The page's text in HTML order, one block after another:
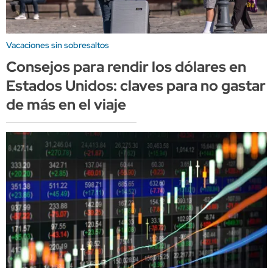
Vacaciones sin sobresaltos
Consejos para rendir los dólares en
Estados Unidos: claves para no gastar
de más en el viaje